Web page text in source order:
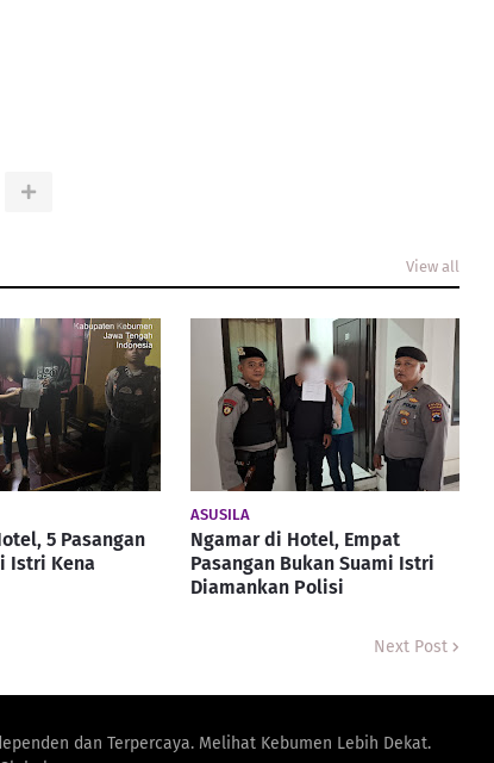
View all
5 Pasangan
Istri Kena
ASUSILA
Ngamar di Hotel, Empat
Pasangan Bukan Suami Istri
Diamankan Polisi
Next Post
dan Terpercaya. Melihat Kebumen Lebih Dekat.